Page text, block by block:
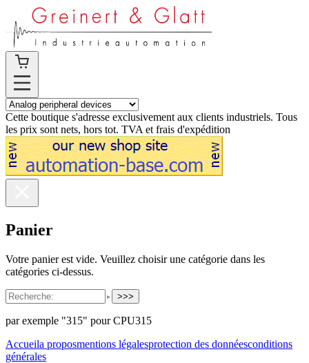
Cette boutique s'adresse exclusivement aux clients industriels. Tous
les prix sont nets, hors tot. TVA et frais d'expédition
Panier
Votre panier est vide. Veuillez choisir une catégorie dans les
catégories ci-dessus.
>>>
par exemple "315" pour CPU315
Accueila proposmentions légalesprotection des donnéesconditions
générales